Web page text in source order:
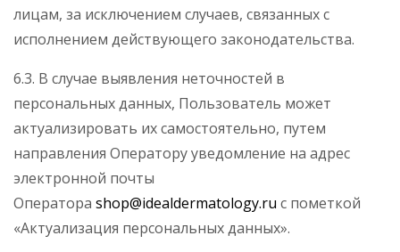
лицам, за исключением случаев, связанных с
исполнением действующего законодательства.
6.3. В случае выявления неточностей в
персональных данных, Пользователь может
актуализировать их самостоятельно, путем
направления Оператору уведомление на адрес
электронной почты
Оператора shop@idealdermatology.ru с пометкой
«Актуализация персональных данных».